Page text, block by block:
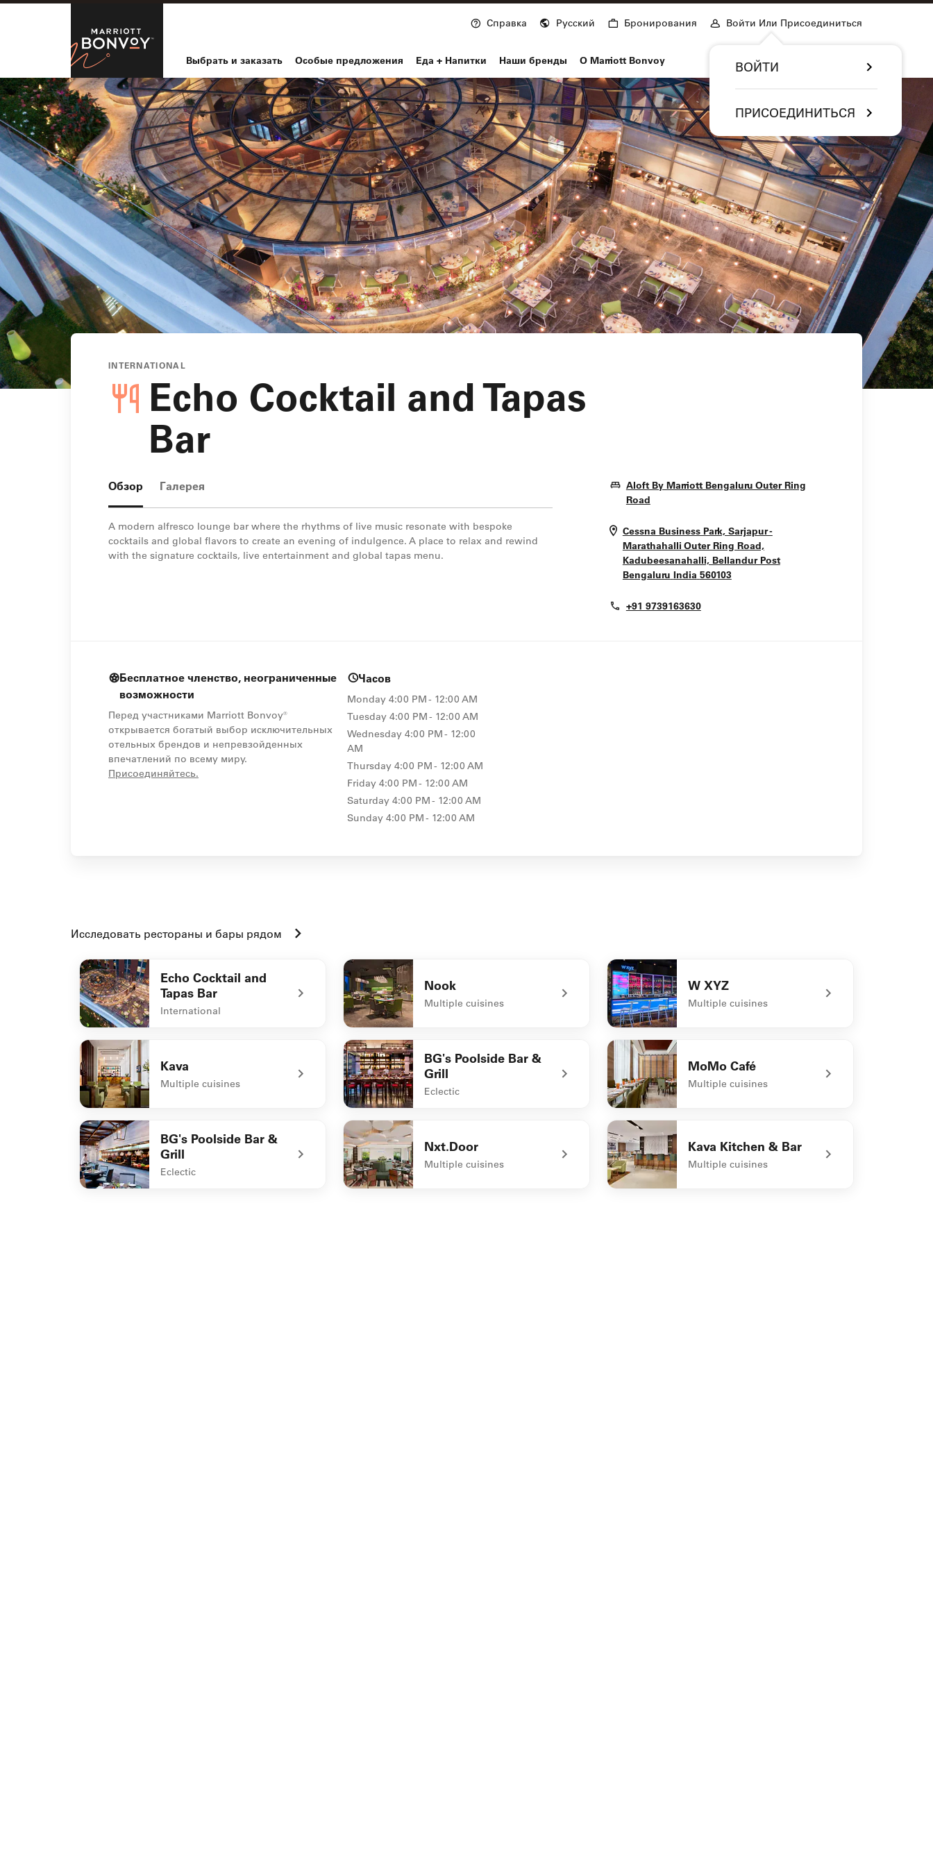
Skip to Content
Marriott Bonvoy
Справка Русский Бронирования Войти Или Присоединиться
ВОЙТИ
ПРИСОЕДИНИТЬСЯ
Выбрать и заказать Особые предложения Еда + Напитки Наши бренды О Marriott Bonvoy
INTERNATIONAL
Echo Cocktail and Tapas
Bar
Обзор Галерея
A modern alfresco lounge bar where the rhythms of live music resonate with bespoke
cocktails and global flavors to create an evening of indulgence. A place to relax and rewind
with the signature cocktails, live entertainment and global tapas menu.
Aloft By Marriott Bengaluru Outer Ring
RoadOpens In New Window
Cessna Business Park, Sarjapur -
Marathahalli Outer Ring Road,
Kadubeesanahalli, Bellandur Post
Bengaluru India 560103Opens In New Window
+91 9739163630
Бесплатное членство, неограниченные
возможности
Перед участниками Marriott Bonvoy®
открывается богатый выбор исключительных
отельных брендов и непревзойденных
впечатлений по всему миру.
Присоединяйтесь.
Часов
Monday 4:00 PM - 12:00 AM
Tuesday 4:00 PM - 12:00 AM
Wednesday 4:00 PM - 12:00
AM
Thursday 4:00 PM - 12:00 AM
Friday 4:00 PM - 12:00 AM
Saturday 4:00 PM - 12:00 AM
Sunday 4:00 PM - 12:00 AM
Исследовать рестораны и бары рядом
Echo Cocktail and
Tapas Bar
International
undefined Echo Cocktail and Tapas Bar
Nook
Multiple cuisines
undefined Nook
W XYZ
Multiple cuisines
undefined W XYZ
Kava
Multiple cuisines
undefined Kava
BG's Poolside Bar &
Grill
Eclectic
undefined BG's Poolside Bar & Grill
MoMo Café
Multiple cuisines
undefined MoMo Café
BG's Poolside Bar &
Grill
Eclectic
Nxt.Door
Multiple cuisines
Kava Kitchen & Bar
Multiple cuisines